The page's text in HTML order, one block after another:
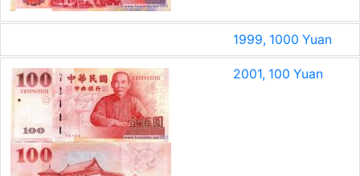
1999, 1000 Yuan
2001, 100 Yuan